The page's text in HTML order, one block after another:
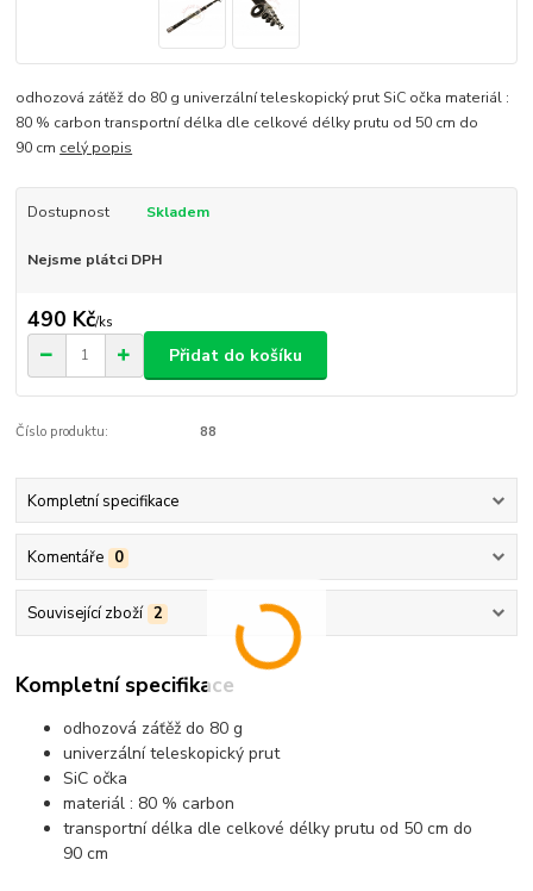
odhozová záťěž do 80 g univerzální teleskopický prut SiC očka materiál :
80 % carbon transportní délka dle celkové délky prutu od 50 cm do
90 cm celý popis
Dostupnost Skladem
Nejsme plátci DPH
490 Kč/ks
Přidat do košíku
Číslo produktu: 88
Kompletní specifikace
Komentáře 0
Související zboží 2
Kompletní specifikace
odhozová záťěž do 80 g
univerzální teleskopický prut
SiC očka
materiál : 80 % carbon
transportní délka dle celkové délky prutu od 50 cm do
90 cm